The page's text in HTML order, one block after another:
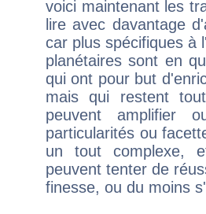
voici maintenant les
lire avec davantage
car plus spécifiques à
planétaires sont en
qui ont pour but
mais qui restent
peuvent amplifier
particularités ou
un tout complexe,
peuvent tenter de
finesse, ou du moins